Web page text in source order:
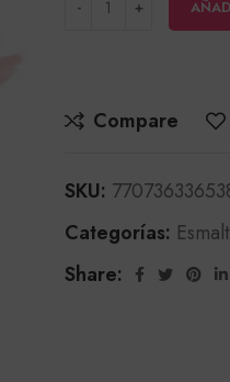
Compare
SKU:
Categorías:
Share: